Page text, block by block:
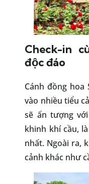
Check-in
độc đáo
Cánh đồng
vào nhiều tiểu
sẽ ấn tượng
khinh khí cầu,
nhất. Ngoài ra,
cảnh khác như